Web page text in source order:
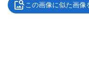
この画像に似た画像